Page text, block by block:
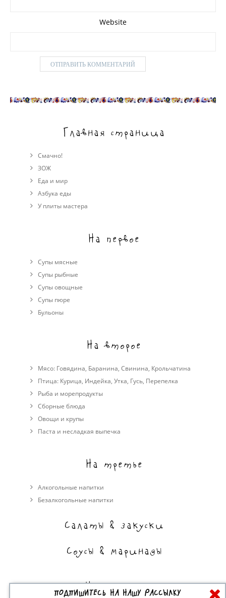
Website
Главная страница
Смачно!
ЗОЖ
Еда и мир
Азбука еды
У плиты мастера
На первое
Супы мясные
Супы рыбные
Супы овощные
Cупы пюре
Бульоны
На второе
Мясо: Говядина, Баранина, Свинина, Крольчатина
Птица: Курица, Индейка, Утка, Гусь, Перепелка
Рыба и морепродукты
Сборные блюда
Овощи и крупы
Паста и несладкая выпечка
На третье
Алкогольные напитки
Безалкогольные напитки
Салаты & закуски
Соусы & маринады
На сладкое
ПОДПИШИТЕСЬ НА НАШУ РАССЫЛКУ